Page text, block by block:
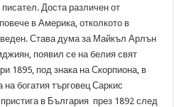
Доста различен от
в Америка, отколкото в
Става дума за Майкъл Арлън
появил се на белия свят
1895, под знака на Скорпиона, в
богатия търговец Саркис
в България през 1892 след